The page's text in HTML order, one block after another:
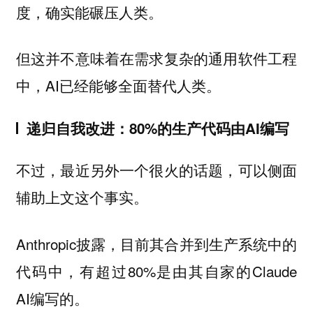
度，确实能碾压人类。
但这并不意味着在需求复杂的通用软件工程
中，AI已经能够全面替代人类。
递归自我改进：80%的生产代码由AI编写
不过，最近另外一个很火的话题，可以侧面
辅助上文这个事实。
Anthropic披露，目前其合并到生产系统中的
代码中，有超过80%是由其自家的Claude
AI编写的。